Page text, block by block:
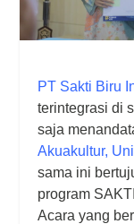
PT Sakti Biru
terintegrasi di
saja
Akuakultur,
sama ini
program
Acara yang